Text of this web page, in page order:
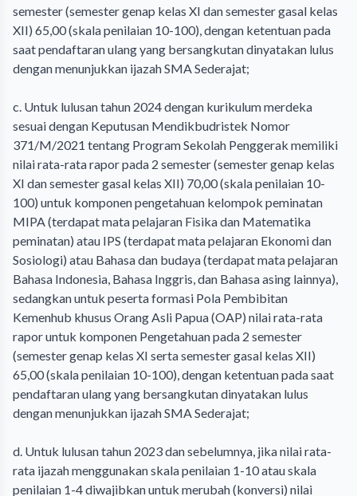
semester (semester genap kelas XI dan semester gasal kelas
XII) 65,00 (skala penilaian 10-100), dengan ketentuan pada
saat pendaftaran ulang yang bersangkutan dinyatakan lulus
dengan menunjukkan ijazah SMA Sederajat;
c. Untuk lulusan tahun 2024 dengan kurikulum merdeka
sesuai dengan Keputusan Mendikbudristek Nomor
371/M/2021 tentang Program Sekolah Penggerak memiliki
nilai rata-rata rapor pada 2 semester (semester genap kelas
XI dan semester gasal kelas XII) 70,00 (skala penilaian 10-
100) untuk komponen pengetahuan kelompok peminatan
MIPA (terdapat mata pelajaran Fisika dan Matematika
peminatan) atau IPS (terdapat mata pelajaran Ekonomi dan
Sosiologi) atau Bahasa dan budaya (terdapat mata pelajaran
Bahasa Indonesia, Bahasa Inggris, dan Bahasa asing lainnya),
sedangkan untuk peserta formasi Pola Pembibitan
Kemenhub khusus Orang Asli Papua (OAP) nilai rata-rata
rapor untuk komponen Pengetahuan pada 2 semester
(semester genap kelas XI serta semester gasal kelas XII)
65,00 (skala penilaian 10-100), dengan ketentuan pada saat
pendaftaran ulang yang bersangkutan dinyatakan lulus
dengan menunjukkan ijazah SMA Sederajat;
d. Untuk lulusan tahun 2023 dan sebelumnya, jika nilai rata-
rata ijazah menggunakan skala penilaian 1-10 atau skala
penilaian 1-4 diwajibkan untuk merubah (konversi) nilai